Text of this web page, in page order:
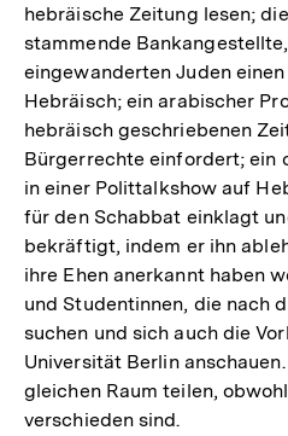
hebräische Zeitung lesen;
stammende
eingewanderten Juden
Hebräisch; ein arabischer
hebräisch geschriebenen
Bürgerrechte einfordert; ein
in einer Polittalkshow auf
für den Schabbat einklagt
bekräftigt, indem er ihn
ihre Ehen anerkannt haben
und Studentinnen, die nach
suchen und sich auch die
Universität Berlin
gleichen Raum teilen,
verschieden sind.